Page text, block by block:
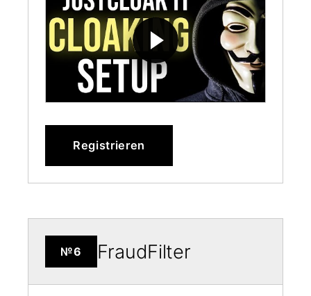
Registrieren
№6 FraudFilter